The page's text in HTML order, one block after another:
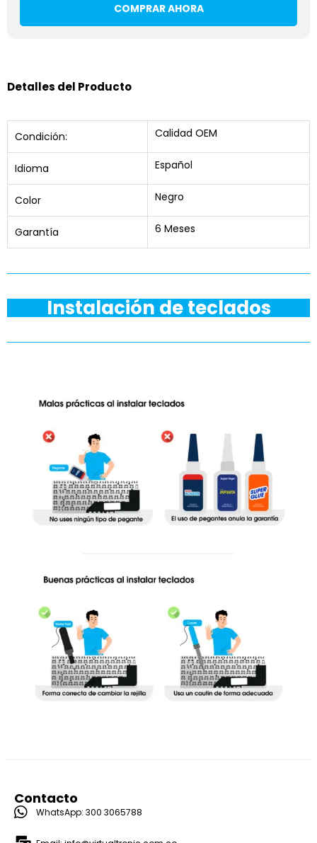
COMPRAR AHORA
Detalles del Producto
Condición: Calidad OEM
Idioma Español
Color Negro
Garantía 6 Meses
Instalación de teclados
Contacto
WhatsApp: 300 3065788